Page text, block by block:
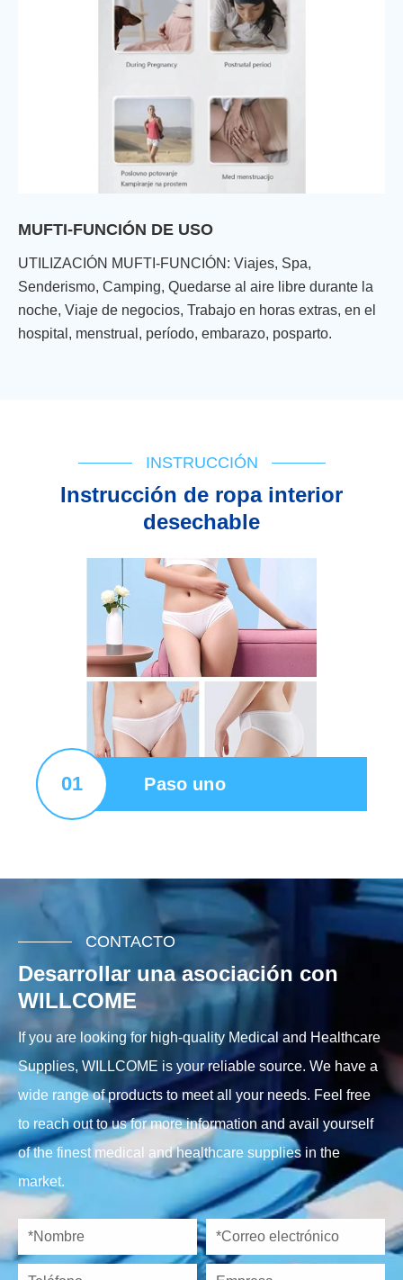
MUFTI-FUNCIÓN DE USO
UTILIZACIÓN MUFTI-FUNCIÓN: Viajes, Spa,
Senderismo, Camping, Quedarse al aire libre durante la
noche, Viaje de negocios, Trabajo en horas extras, en el
hospital, menstrual, período, embarazo, posparto.
INSTRUCCIÓN
Instrucción de ropa interior
desechable
01 Paso uno
CONTACTO
Desarrollar una asociación con
WILLCOME
If you are looking for high-quality Medical and Healthcare
Supplies, WILLCOME is your reliable source. We have a
wide range of products to meet all your needs. Feel free
to reach out to us for more information and avail yourself
of the finest medical and healthcare supplies in the
market.